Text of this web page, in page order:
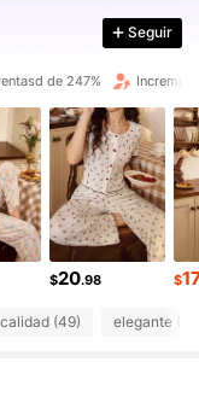
Seguir
de 247%
$20.98 $
(49) elegante